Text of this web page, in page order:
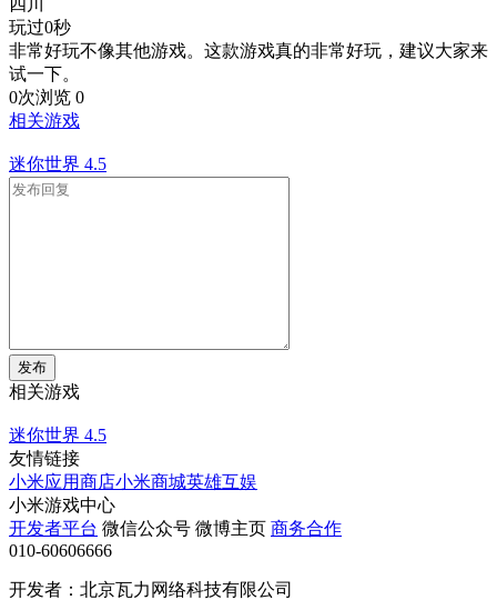
玩过0秒
非常好玩不像其他游戏。这款游戏真的非常好玩，建议大家来
试一下。
0次浏览 0
相关游戏
迷你世界 4.5
发布
相关游戏
迷你世界 4.5
友情链接
小米应用商店小米商城英雄互娱
小米游戏中心
开发者平台 微信公众号 微博主页 商务合作
010-60606666
开发者：北京瓦力网络科技有限公司